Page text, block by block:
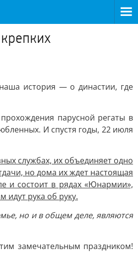
история — о династии, где
парусной регаты в
И спустя годы, 22 июля
службах, их объединяет одно
но дома их ждет настоящая
и состоит в рядах «Юнармии»,
идут рука об руку.
но и в общем деле, являются
замечательным праздником!